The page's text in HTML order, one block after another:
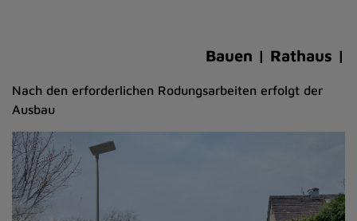
Bauen | Rathaus |
Nach den erforderlichen Rodungsarbeiten erfolgt der
Ausbau